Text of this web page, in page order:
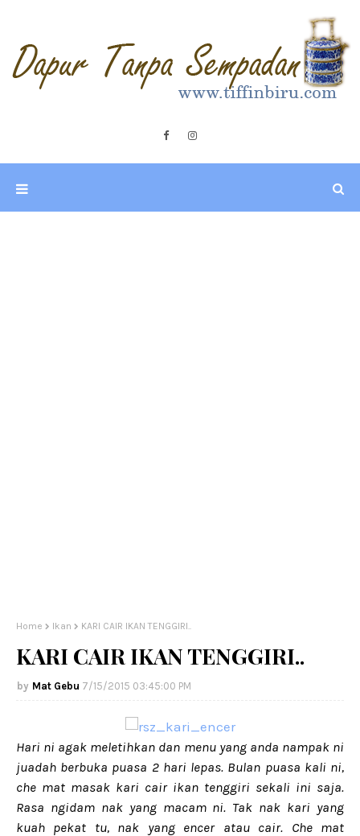
Home Ikan KARI CAIR IKAN TENGGIRI..
KARI CAIR IKAN TENGGIRI..
Mat Gebu 7/15/2015 03:45:00 PM
Hari ni agak meletihkan dan menu yang anda nampak ni
juadah berbuka puasa 2 hari lepas. Bulan puasa kali ni,
che mat masak kari cair ikan tenggiri sekali ini saja.
Rasa ngidam nak yang macam ni. Tak nak kari yang
kuah pekat tu, nak yang encer atau cair. Che mat